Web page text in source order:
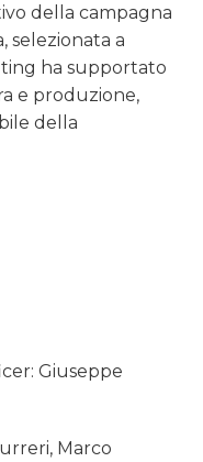
della campagna
selezionata a
ha supportato
e produzione,
della
Giuseppe
Marco